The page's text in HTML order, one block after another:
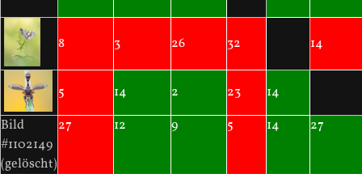
8 3 26 32 14
5 14 2 23
14
Bild
#1102149
(gelöscht)
27 12 9 5 14 27